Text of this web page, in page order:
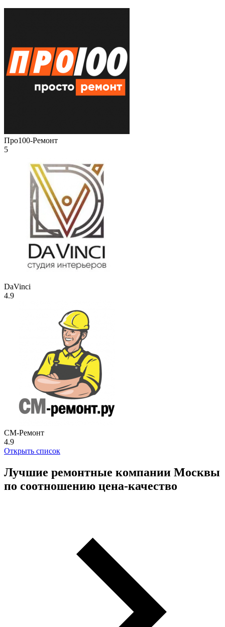
Про100-Ремонт
5
DaVinci
4.9
СМ-Ремонт
4.9
Открыть список
Лучшие ремонтные компании Москвы
по соотношению цена-качество